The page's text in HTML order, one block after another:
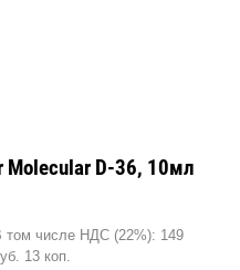
Molecular D-36, 10мл
том числе НДС (22%): 149
13 коп.